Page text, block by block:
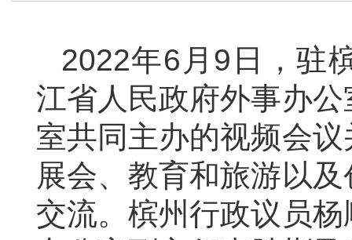
2022年6月9日，驻
江省人民政府外事办
室共同主办的视频会
展会、教育和旅游以
交流。槟州行政议员